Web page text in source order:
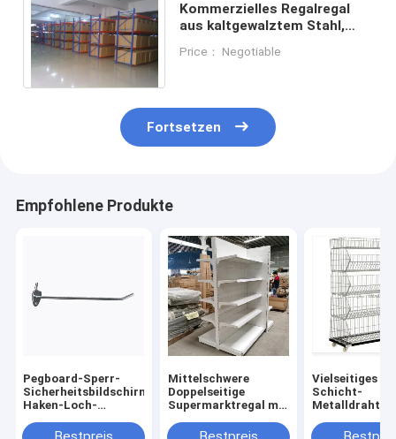
Kommerzielles Regalregal
aus kaltgewalztem Stahl,
pulverbeschichtete
Price： Negotiable
Fortsetzen
Empfohlene Produkte
Pegboard-Sperr-
Sicherheitsbildschirm
Haken-Loch-
für Supermarkt-
Mittelschwere
Doppelseitige
Supermarktregal mit
Metall- und
Vielseitiges 5-
Schicht-
Snack-